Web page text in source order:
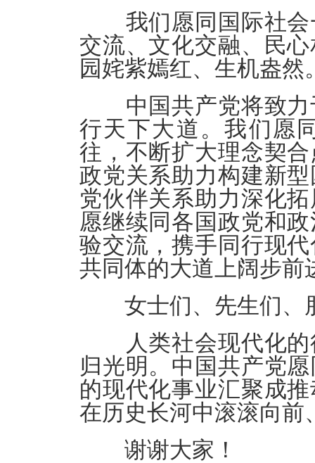
我们愿同国际社会
交流、文化交融、民
园姹紫嫣红、生机盎然
中国共产党将致力
行天下大道。我们愿
往，不断扩大理念契
政党关系助力构建新
党伙伴关系助力深化
愿继续同各国政党和
验交流，携手同行现
共同体的大道上阔步前
女士们、先生们、
人类社会现代化的
归光明。中国共产党
的现代化事业汇聚成
在历史长河中滚滚向前
谢谢大家！